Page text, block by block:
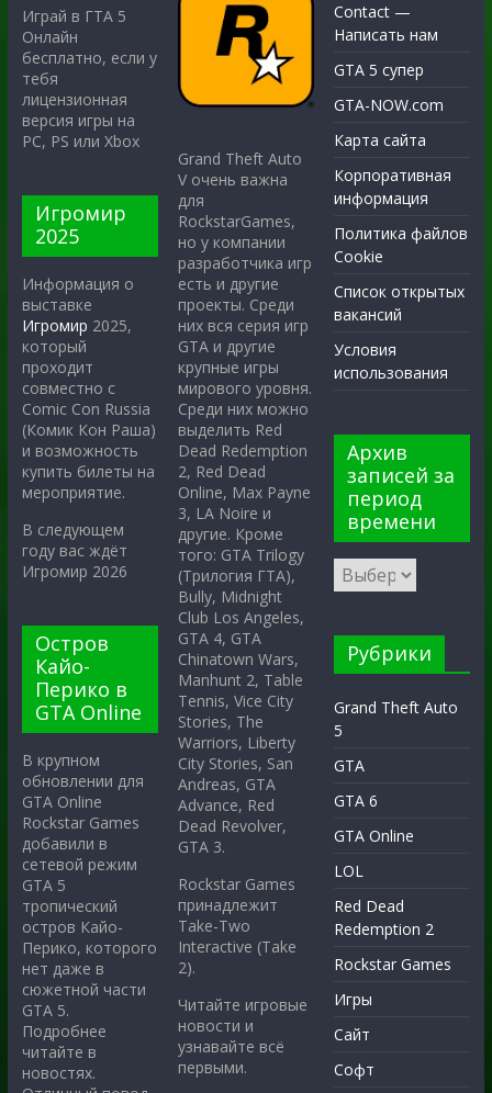
Играй в ГТА 5
Онлайн
бесплатно, если у
тебя
лицензионная
версия игры на
PC, PS или Xbox
Игромир
2025
Информация о
выставке
Игромир 2025,
который
проходит
совместно с
Comic Con Russia
(Комик Кон Раша)
и возможность
купить билеты на
мероприятие.
В следующем
году вас ждёт
Игромир 2026
Остров
Кайо-
Перико в
GTA Online
В крупном
обновлении для
GTA Online
Rockstar Games
добавили в
сетевой режим
GTA 5
тропический
остров Кайо-
Перико, которого
нет даже в
сюжетной части
GTA 5.
Подробнее
читайте в
новостях.
Grand Theft Auto
V очень важна
для
RockstarGames,
но у компании
разработчика игр
есть и другие
проекты. Среди
них вся серия игр
GTA и другие
крупные игры
мирового уровня.
Среди них можно
выделить Red
Dead Redemption
2, Red Dead
Online, Max Payne
3, LA Noire и
другие. Кроме
того: GTA Trilogy
(Трилогия ГТА),
Bully, Midnight
Club Los Angeles,
GTA 4, GTA
Chinatown Wars,
Manhunt 2, Table
Tennis, Vice City
Stories, The
Warriors, Liberty
City Stories, San
Andreas, GTA
Advance, Red
Dead Revolver,
GTA 3.
Rockstar Games
принадлежит
Take-Two
Interactive (Take
2).
Читайте игровые
новости и
узнавайте всё
первыми.
Contact —
Написать нам
GTA 5 супер
GTA-NOW.com
Карта сайта
Корпоративная
информация
Политика файлов
Cookie
Список открытых
вакансий
Условия
использования
Архив
записей за
период
времени
Рубрики
Grand Theft Auto
5
GTA
GTA 6
GTA Online
LOL
Red Dead
Redemption 2
Rockstar Games
Игры
Сайт
Софт